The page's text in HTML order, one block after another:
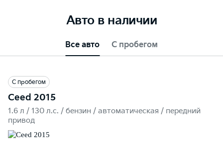
Авто в наличии
Все авто С пробегом
С пробегом
Ceed 2015
1.6 л / 130 л.c. / бензин / автоматическая / передний
привод